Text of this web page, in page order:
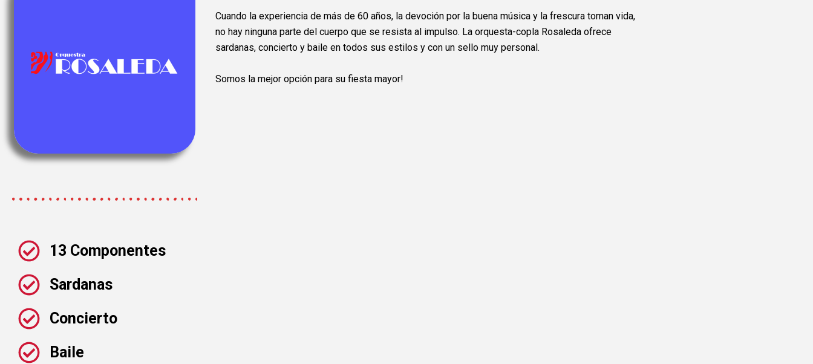
13 Componentes
Sardanas
Concierto
Baile
Cuando la experiencia de más de 60 años, la devoción por la buena música y la frescura toman vida,
no hay ninguna parte del cuerpo que se resista al impulso. La orquesta-copla Rosaleda ofrece
sardanas, concierto y baile en todos sus estilos y con un sello muy personal.
Somos la mejor opción para su fiesta mayor!